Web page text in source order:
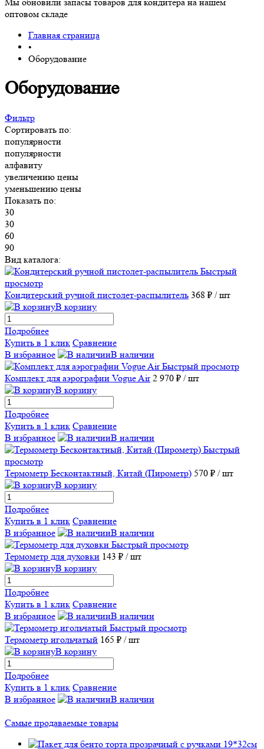
оптовом складе
Главная страница
•
Оборудование
Оборудование
Фильтр
Сортировать по:
популярности
популярности
алфавиту
увеличению цены
уменьшению цены
Показать по:
30
30
60
90
Вид каталога:
Быстрый
просмотр
Кондитерский ручной пистолет-распылитель 368 ₽ / шт
В корзину
Подробнее
Купить в 1 клик Сравнение
В избранное
В наличии
Быстрый просмотр
Комплект для аэрографии Vogue Air 2 970 ₽ / шт
В корзину
Подробнее
Купить в 1 клик Сравнение
В избранное
В наличии
Быстрый
просмотр
Термометр Бесконтактный, Китай (Пирометр) 570 ₽ / шт
В корзину
Подробнее
Купить в 1 клик Сравнение
В избранное
В наличии
Быстрый просмотр
Термометр для духовки 143 ₽ / шт
В корзину
Подробнее
Купить в 1 клик Сравнение
В избранное
В наличии
Быстрый просмотр
Термометр игольчатый 165 ₽ / шт
В корзину
Подробнее
Купить в 1 клик Сравнение
В избранное
В наличии
Самые продаваемые товары